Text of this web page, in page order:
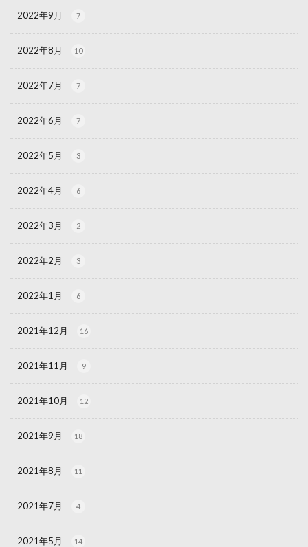
2022年9月 7
2022年8月 10
2022年7月 7
2022年6月 7
2022年5月 3
2022年4月 6
2022年3月 2
2022年2月 3
2022年1月 6
2021年12月 16
2021年11月 9
2021年10月 12
2021年9月 18
2021年8月 11
2021年7月 4
2021年5月 14